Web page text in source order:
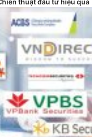
thuật đầu tư hiệu quả